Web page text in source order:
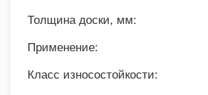
Толщина доски, мм:
Применение:
Класс износостойкости: